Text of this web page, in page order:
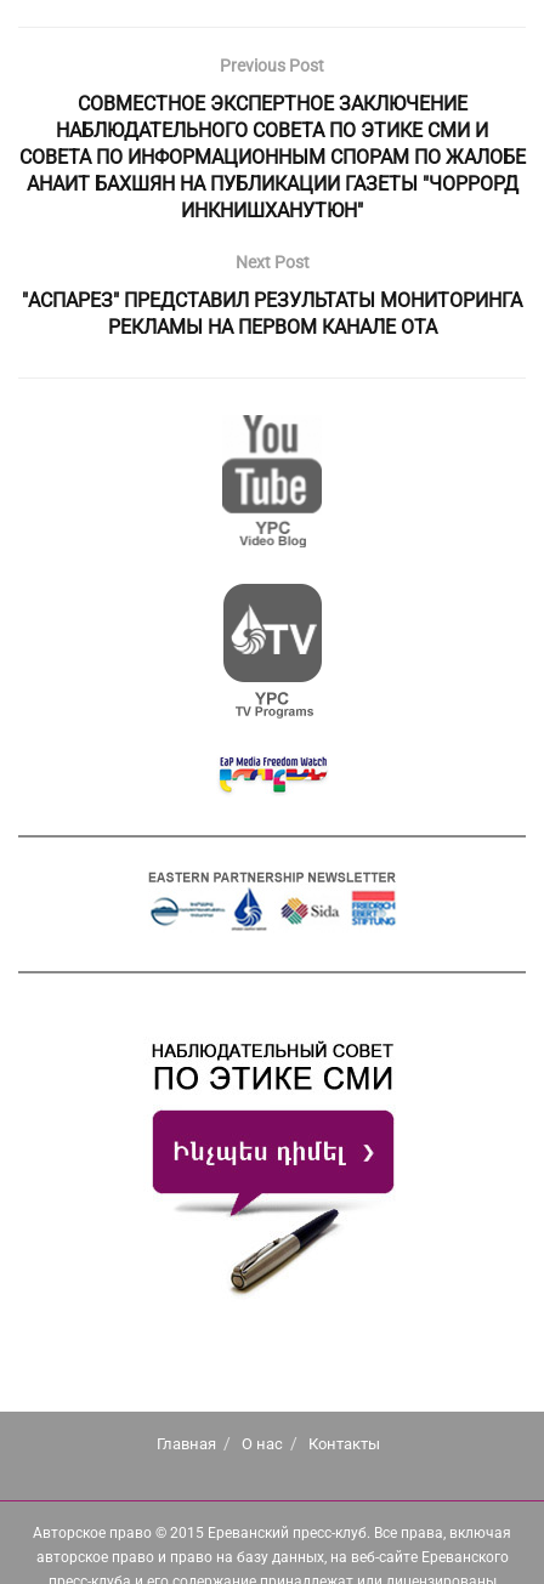
Previous Post
СОВМЕСТНОЕ ЭКСПЕРТНОЕ ЗАКЛЮЧЕНИЕ
НАБЛЮДАТЕЛЬНОГО СОВЕТА ПО ЭТИКЕ СМИ И
СОВЕТА ПО ИНФОРМАЦИОННЫМ СПОРАМ ПО ЖАЛОБЕ
АНАИТ БАХШЯН НА ПУБЛИКАЦИИ ГАЗЕТЫ "ЧОРРОРД
ИНКНИШХАНУТЮН"
Next Post
"АСПАРЕЗ" ПРЕДСТАВИЛ РЕЗУЛЬТАТЫ МОНИТОРИНГА
РЕКЛАМЫ НА ПЕРВОМ КАНАЛЕ ОТА
Главная О нас Контакты
Авторское право © 2015 Ереванский пресс-клуб. Все права, включая
авторское право и право на базу данных, на веб-сайте Ереванского